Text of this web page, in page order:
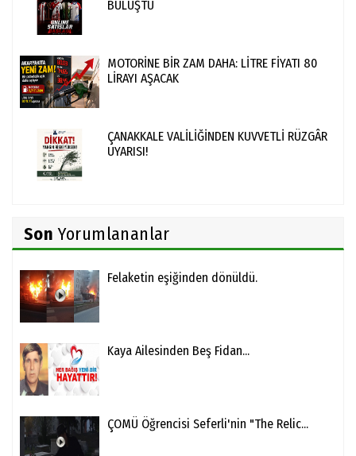
BULUŞTU
MOTORİNE BİR ZAM DAHA: LİTRE FİYATI 80
LİRAYI AŞACAK
ÇANAKKALE VALİLİĞİNDEN KUVVETLİ RÜZGÂR
UYARISI!
Son Yorumlananlar
Felaketin eşiğinden dönüldü.
Kaya Ailesinden Beş Fidan...
ÇOMÜ Öğrencisi Seferli'nin "The Relic...